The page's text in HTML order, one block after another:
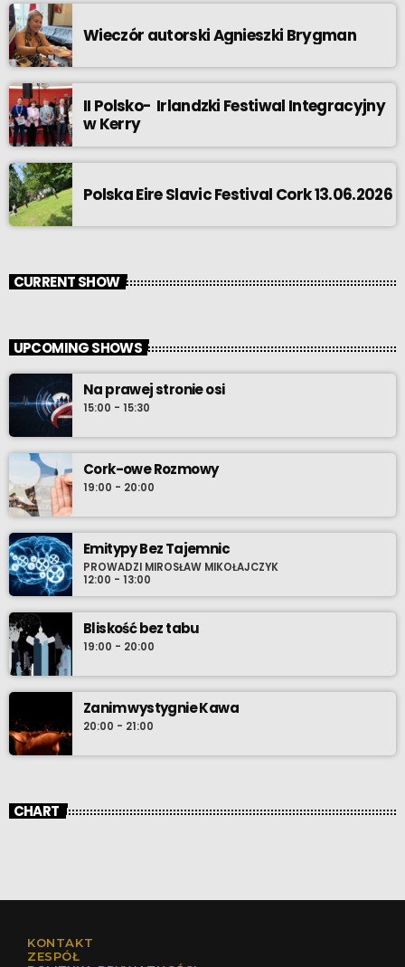
Wieczór autorski Agnieszki Brygman
II Polsko- Irlandzki Festiwal Integracyjny
w Kerry
Polska Eire Slavic Festival Cork 13.06.2026
CURRENT SHOW
UPCOMING SHOWS
Na prawej stronie osi
15:00 - 15:30
Cork-owe Rozmowy
19:00 - 20:00
Emitypy Bez Tajemnic
PROWADZI MIROSŁAW MIKOŁAJCZYK
12:00 - 13:00
Bliskość bez tabu
19:00 - 20:00
Zanim wystygnie Kawa
20:00 - 21:00
CHART
KONTAKT
ZESPÓŁ